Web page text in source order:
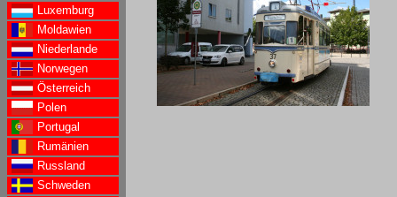
Luxemburg
Moldawien
Niederlande
Norwegen
Österreich
Polen
Portugal
Rumänien
Russland
Schweden